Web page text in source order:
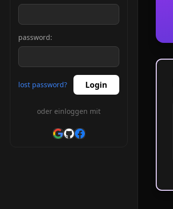
password:
lost password? Login
oder einloggen mit